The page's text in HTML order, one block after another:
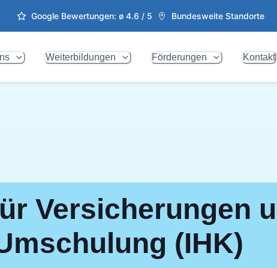
Google Bewertungen: ø 4.6 / 5 Bundesweite Standorte
Weiterbildungen Förderungen Kontakt
Versicherungen
(IHK)